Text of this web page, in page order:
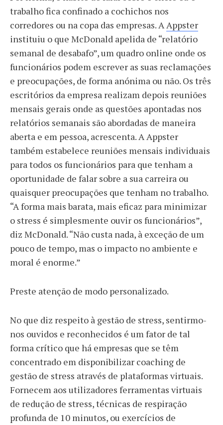
trabalho fica confinado a cochichos nos
corredores ou na copa das empresas. AAppster
instituiu o que McDonald apelida de “relatório
semanal de desabafo”, um quadro online onde os
funcionários podem escrever as suas reclamações
e preocupações, de forma anónima ou não. Os três
escritórios da empresa realizam depois reuniões
mensais gerais onde as questões apontadas nos
relatórios semanais são abordadas de maneira
aberta e em pessoa, acrescenta. A Appster
também estabelece reuniões mensais individuais
para todos os funcionários para que tenham a
oportunidade de falar sobre a sua carreira ou
quaisquer preocupações que tenham no trabalho.
“A forma mais barata, mais eficaz para minimizar
o stress é simplesmente ouvir os funcionários”,
diz McDonald. “Não custa nada, à exceção de um
pouco de tempo, mas o impacto no ambiente e
moral é enorme.”
Preste atenção de modo personalizado.
No que diz respeito à gestão de stress, sentirmo-
nos ouvidos e reconhecidos é um fator de tal
forma crítico que há empresas que se têm
concentrado em disponibilizar coaching de
gestão de stress através de plataformas virtuais.
Fornecem aos utilizadores ferramentas virtuais
de redução de stress, técnicas de respiração
profunda de 10 minutos, ou exercícios de